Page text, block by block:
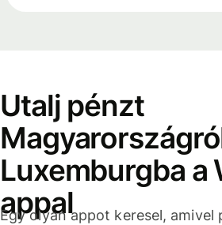
Utalj pénzt
Luxemburgba a
appal
Egy olyan appot keresel, amivel